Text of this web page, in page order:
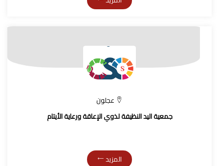
عجلون
جمعية اليد النظيفة لذوي الإعاقة ورعاية الأيتام
المزيد